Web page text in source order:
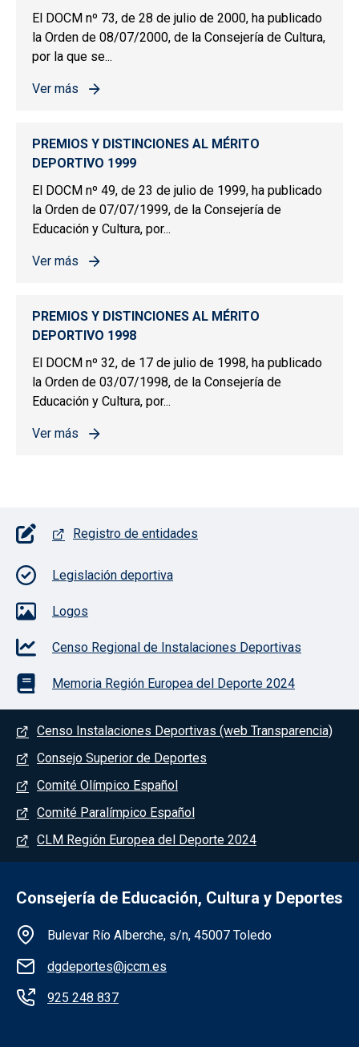
El DOCM nº 73, de 28 de julio de 2000, ha publicado
la Orden de 08/07/2000, de la Consejería de Cultura,
por la que se...
Ver más
sobre PREMIOS Y DISTINCIONES AL MÉRITO
PREMIOS Y DISTINCIONES AL MÉRITO
DEPORTIVO 1999
El DOCM nº 49, de 23 de julio de 1999, ha publicado
la Orden de 07/07/1999, de la Consejería de
Educación y Cultura, por...
Ver más
sobre PREMIOS Y DISTINCIONES AL MÉRITO
PREMIOS Y DISTINCIONES AL MÉRITO
DEPORTIVO 1998
El DOCM nº 32, de 17 de julio de 1998, ha publicado
la Orden de 03/07/1998, de la Consejería de
Educación y Cultura, por...
Ver más
sobre PREMIOS Y DISTINCIONES AL MÉRITO
Pie de página con iconos
Registro de entidades
Legislación deportiva
Logos
Censo Regional de Instalaciones Deportivas
Memoria Región Europea del Deporte 2024
Menú del pie
Censo Instalaciones Deportivas (web Transparencia)
Consejo Superior de Deportes
Comité Olímpico Español
Comité Paralímpico Español
CLM Región Europea del Deporte 2024
Consejería de Educación, Cultura y Deportes
Información de la institución
Bulevar Río Alberche, s/n, 45007 Toledo
dgdeportes@jccm.es
925 248 837